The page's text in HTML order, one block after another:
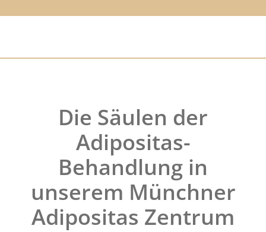
Die Säulen der
Adipositas-
Behandlung in
unserem Münchner
Adipositas Zentrum